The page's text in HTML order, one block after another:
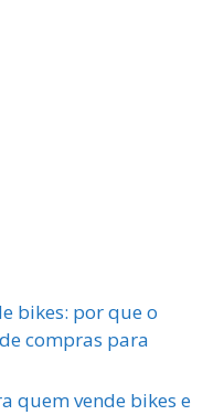
bikes: por que o
compras para
quem vende bikes e